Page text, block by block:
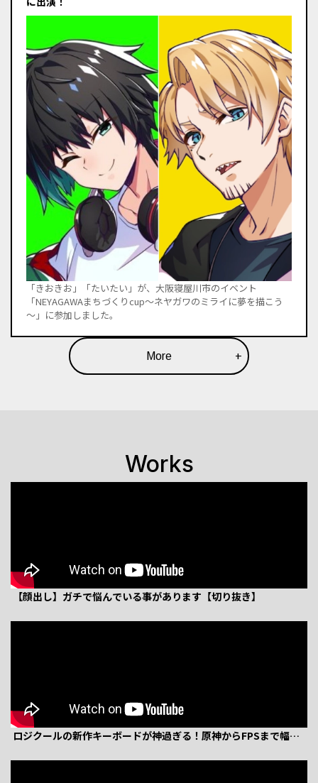
「きおきお」「たいたい」が、大阪寝屋川市のイベント
「NEYAGAWAまちづくりcup～ネヤガワのミライに夢を描こう
～」に参加しました。
+
More
Works
【顔出し】ガチで悩んでいる事があります【切り抜き】
ロジクールの新作キーボードが神過ぎる！原神からFPSまで幅広